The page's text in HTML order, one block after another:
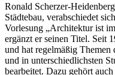
Ronald Scherzer-
Städtebau, verabschiedet
Vorlesung „Architektur ist
ergänzt er seinen Titel. Seit
und hat regelmäßig
und in unterschiedlichsten
bearbeitet. Dazu gehört